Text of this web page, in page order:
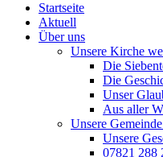
Startseite
Aktuell
Über uns
Unsere Kirche
Die
Die
Unser
Aus aller
Unsere
Unsere
07821 288